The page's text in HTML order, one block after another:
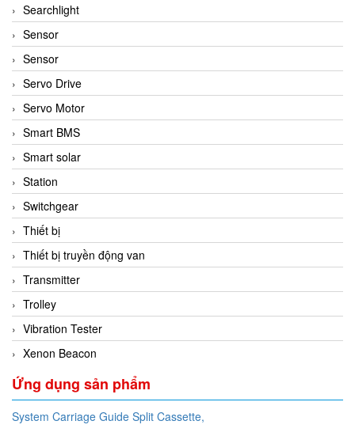
Searchlight
Sensor
Sensor
Servo Drive
Servo Motor
Smart BMS
Smart solar
Station
Switchgear
Thiết bị
Thiết bị truyền động van
Transmitter
Trolley
Vibration Tester
Xenon Beacon
Ứng dụng sản phẩm
System Carriage Guide Split Cassette,